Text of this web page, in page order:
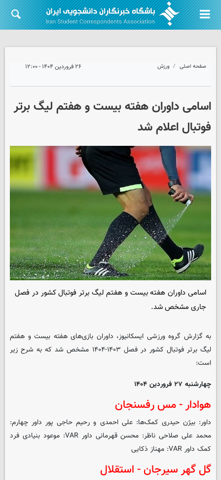
صفحه اصلی ورزش ۲۶ فروردین ۱۴۰۴ - ۱۲:۰۰
اسامی داوران هفته بیست و هفتم لیگ برتر
فوتبال اعلام شد
اسامی داوران هفته بیست و هفتم لیگ برتر فوتبال کشور در فصل
جاری مشخص شد.
به گزارش گروه ورزشی ایسکانیوز، داوران بازی‌های هفته بیست و هفتم
لیگ برتر فوتبال کشور در فصل ۱۴۰۳-۱۴۰۴ مشخص شد که به شرح زیر
است:
چهارشنبه ۲۷ فروردین ۱۴۰۴
هوادار - مس رفسنجان
داور: بیژن حیدری کمک‌ها: علی احمدی و رحیم حاجی پور داور چهارم:
محمد علی صلاحی ناظر: محسن قهرمانی داور VAR: موعود بنیادی فرد
کمک داور VAR: مهناز ذکایی
گل گهر سیرجان - استقلال